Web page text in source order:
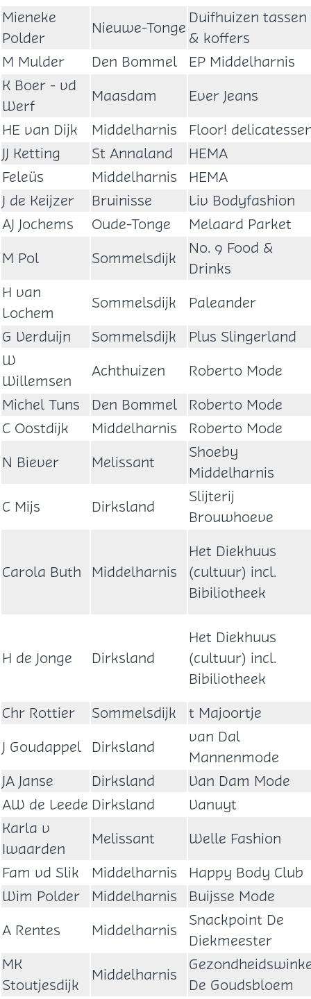
Mieneke
Polder
Nieuwe-Tonge
Duifhuizen tassen
& koffers
M Mulder
Den Bommel
EP Middelharnis
K Boer - vd
Werf
Maasdam
Ever Jeans
HE van Dijk
Middelharnis
Floor!
JJ Ketting
St Annaland
HEMA
Feleüs
Middelharnis
HEMA
J de Keijzer
Bruinisse
Liv Bodyfashion
AJ Jochems
Oude-Tonge
Melaard Parket
M Pol
Sommelsdijk
No. 9 Food &
Drinks
H van
Lochem
Sommelsdijk
Paleander
G Verduijn
Sommelsdijk
Plus Slingerland
W
Willemsen
Achthuizen
Roberto Mode
Michel Tuns
Den Bommel
Roberto Mode
C Oostdijk
Middelharnis
Roberto Mode
N Biever
Melissant
Shoeby
Middelharnis
C Mijs
Dirksland
Slijterij
Brouwhoeve
Carola Buth Middelharnis
Het Diekhuus
(cultuur) incl.
Bibiliotheek
H de Jonge Dirksland
Het Diekhuus
(cultuur) incl.
Bibiliotheek
Chr Rottier
Sommelsdijk
t Majoortje
J Goudappel
Dirksland
van Dal
Mannenmode
JA Janse
Dirksland
Van Dam Mode
AW de Leede Dirksland
Vanuyt
Karla v
Iwaarden
Melissant
Welle Fashion
Fam vd Slik
Middelharnis
Happy Body Club
Wim Polder
Middelharnis
Buijsse Mode
A Rentes
Middelharnis
Snackpoint De
Diekmeester
MK
Stoutjesdijk
Middelharnis
De Goudsbloem